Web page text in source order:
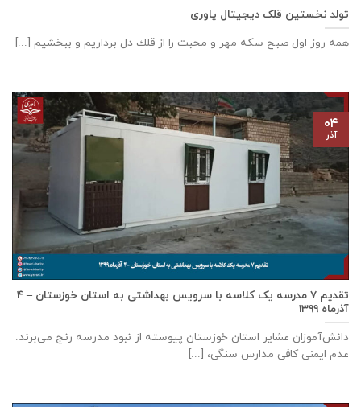
تولد نخستین قلک دیجیتال یاوری
همه روز اول صبح سكه مهر و محبت را از قلك دل برداريم و ببخشيم [...]
تقدیم ۷ مدرسه یک کلاسه با سرويس بهداشتی به استان خوزستان – ۴
آذر‌ماه ۱۳۹۹
دانش‌آموزان عشایر استان خوزستان پيوسته از نبود مدرسه رنج می‌برند.
عدم ایمنی کافی مدارس سنگی، [...]
۰۴
آذر